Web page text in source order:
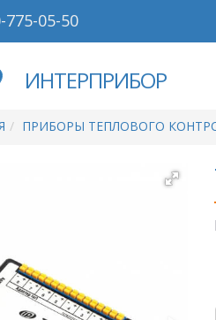
775-05-50
ИНТЕРПРИБОР
ПРИБОРЫ ТЕПЛОВОГО